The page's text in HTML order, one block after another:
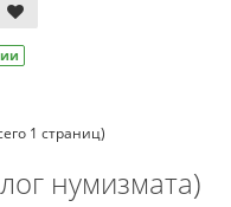
1 страниц)
нумизмата)